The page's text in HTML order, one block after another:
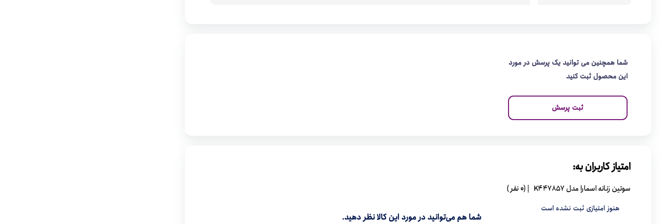
شما همچنین می توانید یک پرسش در مورد
این محصول ثبت کنید
ثبت پرسش
امتیاز کاربران به:
سوتین زنانه اسمارا مدل K447857 | (0 نفر )
هنوز امتیازی ثبت نشده است
شما هم می‌توانید در مورد این کالا نظر دهید.